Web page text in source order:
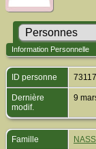
Information Personnelle
ID personne
Dernière
modif.
9
Famille